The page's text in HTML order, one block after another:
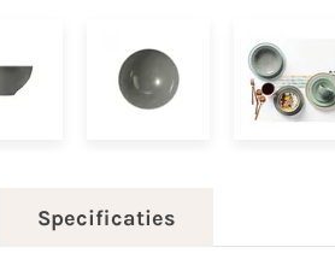
Specificaties